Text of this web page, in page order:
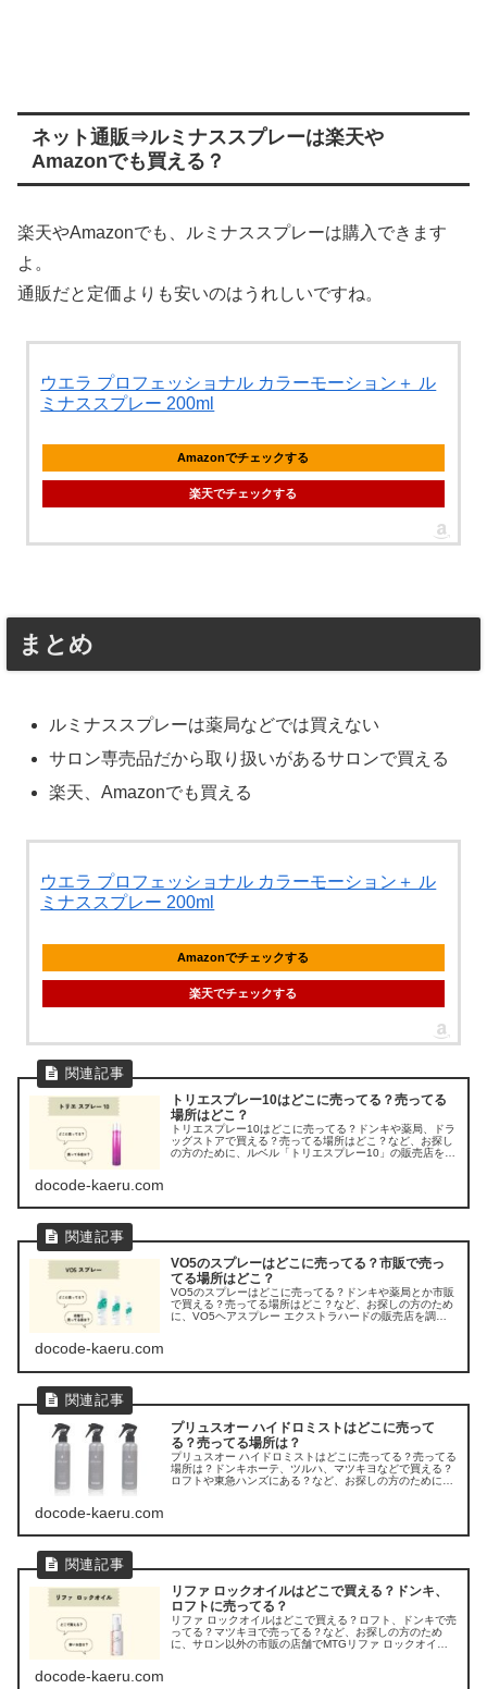
ネット通販⇒ルミナススプレーは楽天や
Amazonでも買える？
楽天やAmazonでも、ルミナススプレーは購入できます
よ。
通販だと定価よりも安いのはうれしいですね。
ウエラ プロフェッショナル カラーモーション＋ ル
ミナススプレー 200ml
Amazonでチェックする
楽天でチェックする
まとめ
ルミナススプレーは薬局などでは買えない
サロン専売品だから取り扱いがあるサロンで買える
楽天、Amazonでも買える
ウエラ プロフェッショナル カラーモーション＋ ル
ミナススプレー 200ml
Amazonでチェックする
楽天でチェックする
トリエスプレー10はどこに売ってる？売ってる
場所はどこ？
トリエスプレー10はどこに売ってる？ドンキや薬局、ドラ
ッグストアで買える？売ってる場所はどこ？など、お探し
の方のために、ルベル「トリエスプレー10」の販売店を調
docode-kaeru.com
VO5のスプレーはどこに売ってる？市販で売っ
てる場所はどこ？
VO5のスプレーはどこに売ってる？ドンキや薬局とか市販
で買える？売ってる場所はどこ？など、お探しの方のため
に、VO5ヘアスプレー エクストラハードの販売店を調べ
docode-kaeru.com
プリュスオー ハイドロミストはどこに売って
る？売ってる場所は？
プリュスオー ハイドロミストはどこに売ってる？売ってる
場所は？ドンキホーテ、ツルハ、マツキヨなどで買える？
ロフトや東急ハンズにある？など、お探しの方のために、
docode-kaeru.com
リファ ロックオイルはどこで買える？ドンキ、
ロフトに売ってる？
リファ ロックオイルはどこで買える？ロフト、ドンキで売
ってる？マツキヨで売ってる？など、お探しの方のため
に、サロン以外の市販の店舗でMTGリファ ロックオイル
docode-kaeru.com